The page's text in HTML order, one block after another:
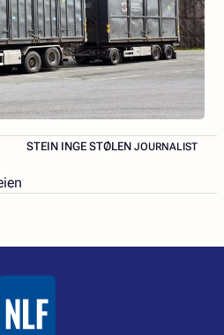
STEIN INGE STØLEN – JOURNALIST
JOURNALIST